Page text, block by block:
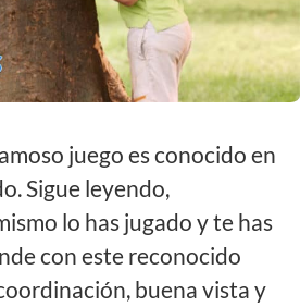
juego es conocido en
Sigue leyendo,
lo has jugado y te has
con este reconocido
buena vista y